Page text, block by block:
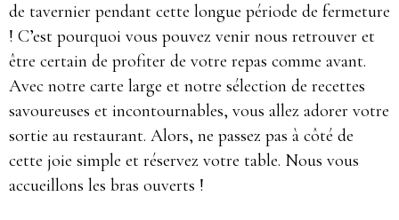
de tavernier pendant cette longue période de fermeture
! C’est pourquoi vous pouvez venir nous retrouver et
être certain de profiter de votre repas comme avant.
Avec notre carte large et notre sélection de recettes
savoureuses et incontournables, vous allez adorer votre
sortie au restaurant. Alors, ne passez pas à côté de
cette joie simple et réservez votre table. Nous vous
accueillons les bras ouverts !